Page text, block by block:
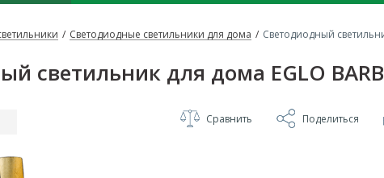
/ Светодиодные светильники для дома / Светодиодный
светильник для дома EGLO
Сравнить Поделиться